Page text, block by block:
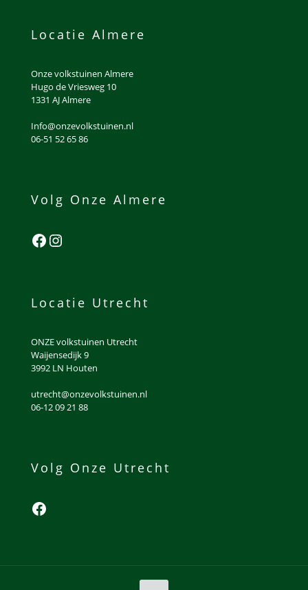
Locatie Almere
Onze volkstuinen Almere
Hugo de Vriesweg 10
1331 AJ Almere
Info@onzevolkstuinen.nl
06-51 52 65 86
Volg Onze Almere
Facebook
Instagram
Locatie Utrecht
ONZE volkstuinen Utrecht
Waijensedijk 9
3992 LN Houten
utrecht@onzevolkstuinen.nl
06-12 09 21 88
Volg Onze Utrecht
Facebook